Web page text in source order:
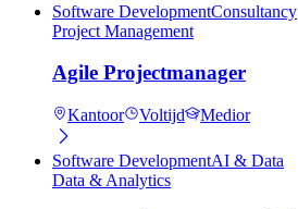
Software DevelopmentConsultancy
Project Management
Agile Projectmanager
Kantoor Voltijd Medior
Software DevelopmentAI & Data
Data & Analytics